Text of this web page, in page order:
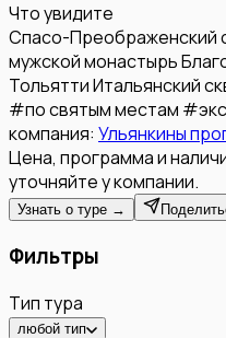
Что увидите
Спасо-Преображенский
мужской монастырь
ТольяттиИтальянский
#по святым местам #
компания: Ульянкины
Цена, программа и
уточняйте у компании.
Узнать о туре →
Фильтры
Тип тура
любой тип